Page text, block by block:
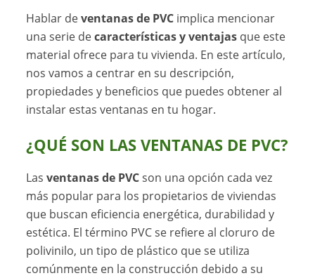
Hablar deventanas de PVC implica mencionar
una serie decaracterísticas y ventajas que este
material ofrece para tu vivienda. En este artículo,
nos vamos a centrar en su descripción,
propiedades y beneficios que puedes obtener al
instalar estas ventanas en tu hogar.
¿QUÉ SON LAS VENTANAS DE PVC?
Lasventanas de PVCson una opción cada vez
más popular para los propietarios de viviendas
que buscan eficiencia energética, durabilidad y
estética. El término PVC se refiere al cloruro de
polivinilo, un tipo de plástico que se utiliza
comúnmente en la construcción debido a su